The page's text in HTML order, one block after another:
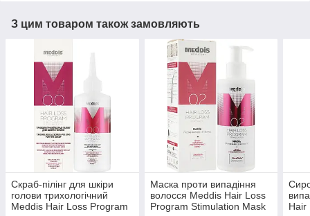
З цим товаром також замовляють
Скраб-пілінг для шкіри
голови трихологічний
Meddis Hair Loss Program
Маска проти випадіння
волосся Meddis Hair Loss
Program Stimulation Mask
Hair